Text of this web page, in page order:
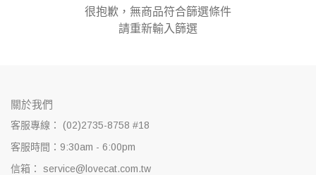
很抱歉，無商品符合篩選條件
請重新輸入篩選
關於我們
客服專線： (02)2735-8758 #18
客服時間：9:30am - 6:00pm
信箱： service@lovecat.com.tw